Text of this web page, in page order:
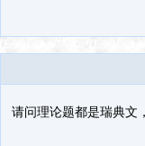
请问理论题都是瑞典文